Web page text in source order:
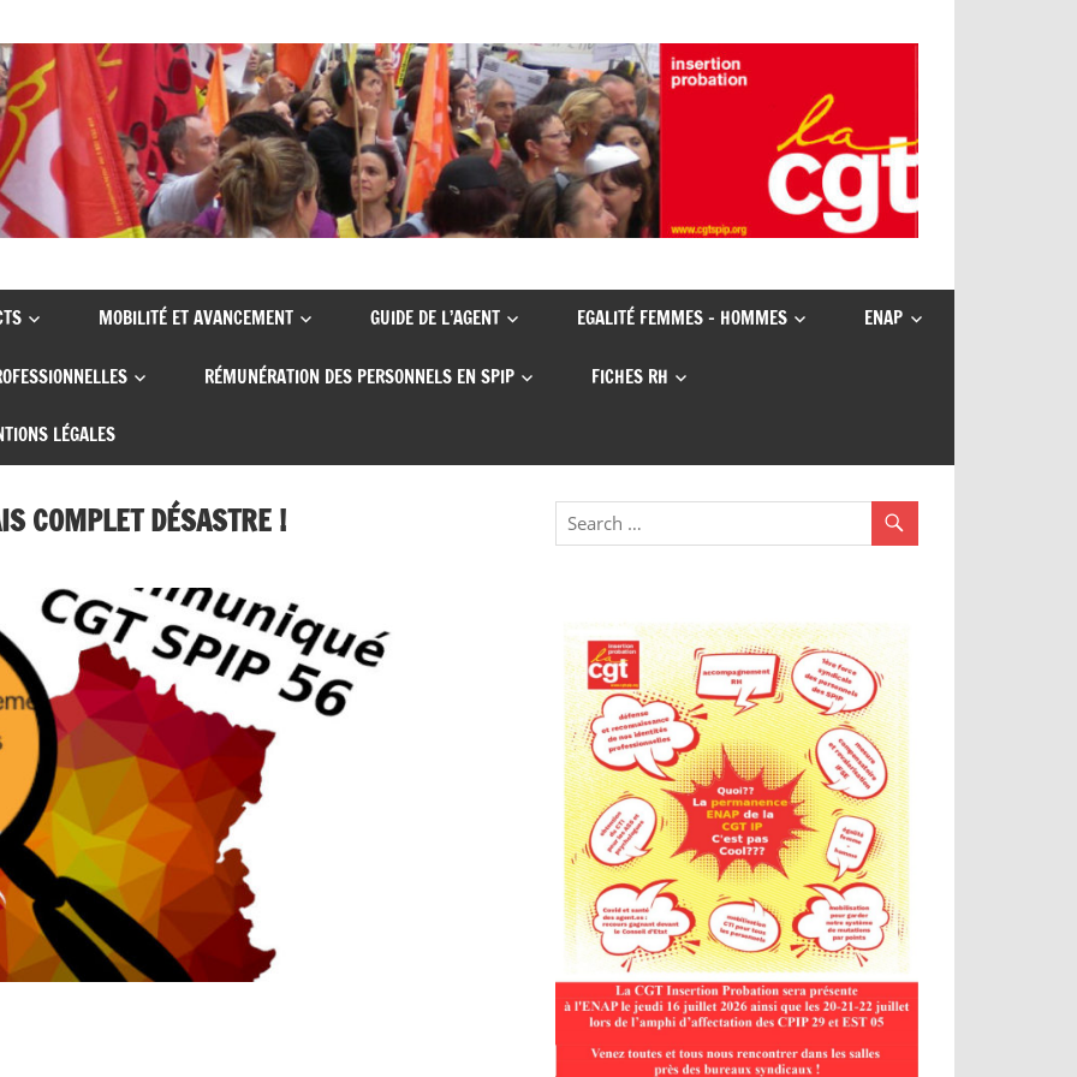
MOBILITÉ ET AVANCEMENT GUIDE DE L’AGENT EGALITÉ FEMMES – HOMMES ENAP
RÉMUNÉRATION DES PERSONNELS EN SPIP FICHES RH
LÉGALES
COMPLET DÉSASTRE !